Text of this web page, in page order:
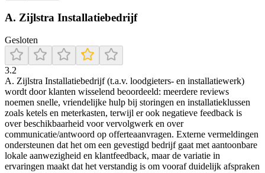
A. Zijlstra Installatiebedrijf
Gesloten
3.2
A. Zijlstra Installatiebedrijf (t.a.v. loodgieters- en installatiewerk)
wordt door klanten wisselend beoordeeld: meerdere reviews
noemen snelle, vriendelijke hulp bij storingen en installatieklussen
zoals ketels en meterkasten, terwijl er ook negatieve feedback is
over beschikbaarheid voor vervolgwerk en over
communicatie/antwoord op offerteaanvragen. Externe vermeldingen
ondersteunen dat het om een gevestigd bedrijf gaat met aantoonbare
lokale aanwezigheid en klantfeedback, maar de variatie in
ervaringen maakt dat het verstandig is om vooraf duidelijk afspraken